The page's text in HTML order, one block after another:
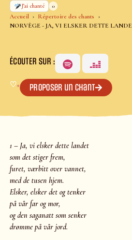
Accueil
Répertoire des chants
NORVÈGE - JA, VI ELSKER DETTE
J’ai chanté
0
ÉCOUTER SUR :
♡+ Proposer un chant
1 – Ja, vi elsker dette landet
som det stiger frem,
furet, værbitt over vannet,
med de tusen hjem.
Elsker, elsker det og tenker
på vår far og mor,
og den saganatt som senker
drømme på vår jord.